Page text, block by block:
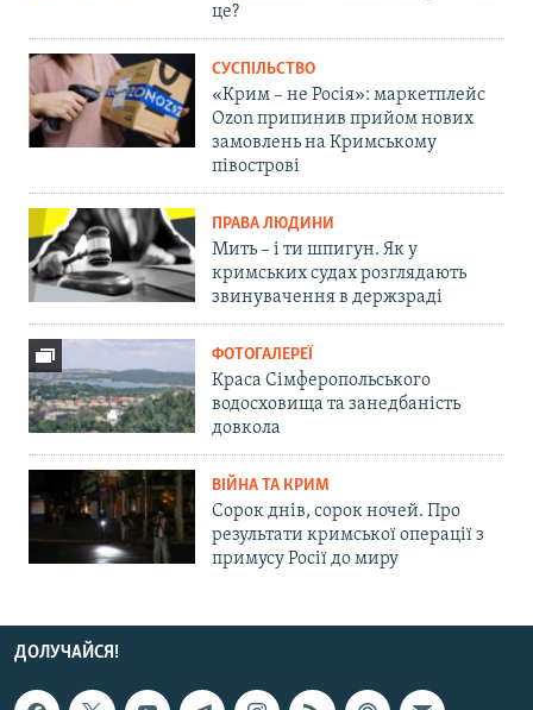
це?
СУСПІЛЬСТВО
«Крим – не Росія»: маркетплейс
Ozon припинив прийом нових
замовлень на Кримському
півострові
ПРАВА ЛЮДИНИ
Мить – і ти шпигун. Як у
кримських судах розглядають
звинувачення в держзраді
ФОТОГАЛЕРЕЇ
Краса Сімферопольського
водосховища та занедбаність
довкола
ВІЙНА ТА КРИМ
Сорок днів, сорок ночей. Про
результати кримської операції з
примусу Росії до миру
ДОЛУЧАЙСЯ!